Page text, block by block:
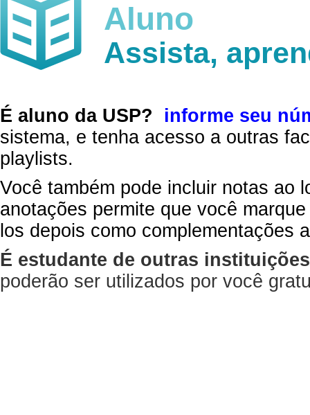
Aluno
Assista,
É aluno da USP?
informe seu
sistema, e tenha acesso a outras
playlists.
Você também pode incluir notas ao
anotações permite que você
los depois como complementações
É estudante de outras
poderão ser utilizados por você